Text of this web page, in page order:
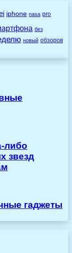
iphone nasa pro
без
новый обзоров
либо
звезд
гаджеты